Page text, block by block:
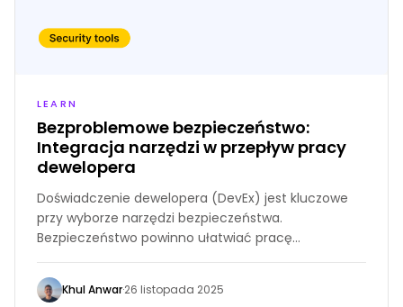
LEARN
Bezproblemowe bezpieczeństwo:
Integracja narzędzi w przepływ pracy
dewelopera
Doświadczenie dewelopera (DevEx) jest kluczowe
przy wyborze narzędzi bezpieczeństwa.
Bezpieczeństwo powinno ułatwiać pracę
muszą opuszczać swoje środowisko kodowania lub
korzystać z innego panelu do znajdowania
Khul Anwar·26 listopada 2025